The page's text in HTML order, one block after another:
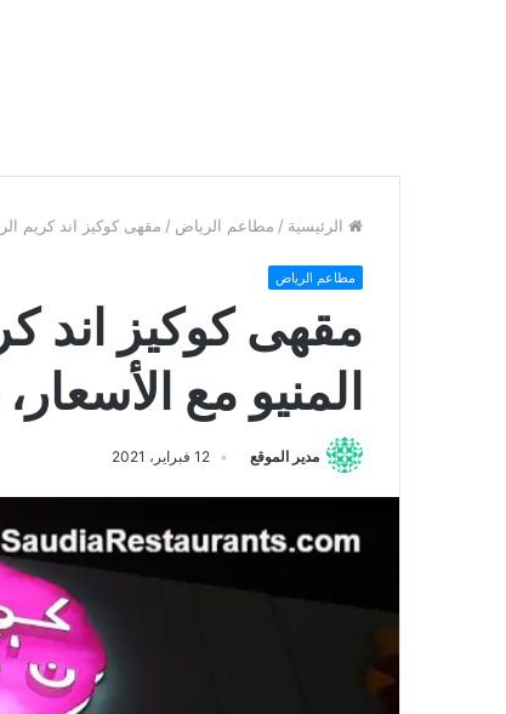
الرئيسية / مطاعم الرياض / مقهى كوكيز اند كريم
مطاعم الرياض
مقهى كوكيز اند
المنيو مع
مدير الموقع 12 فبراير، 2021